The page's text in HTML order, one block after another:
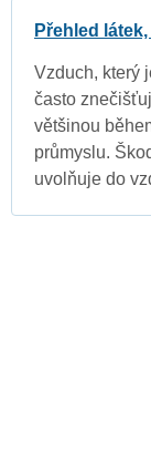
Přehled
Vzduch, který
často
většinou
průmyslu.
uvolňuje do